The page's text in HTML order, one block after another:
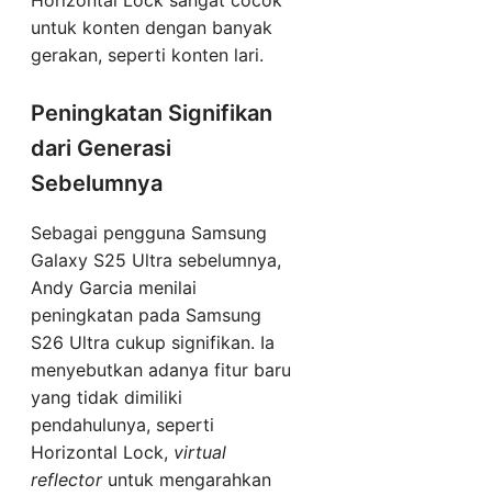
untuk konten dengan banyak
gerakan, seperti konten lari.
Peningkatan Signifikan
dari Generasi
Sebelumnya
Sebagai pengguna Samsung
Galaxy S25 Ultra sebelumnya,
Andy Garcia menilai
peningkatan pada Samsung
S26 Ultra cukup signifikan. Ia
menyebutkan adanya fitur baru
yang tidak dimiliki
pendahulunya, seperti
Horizontal Lock, virtual
reflectoruntuk mengarahkan